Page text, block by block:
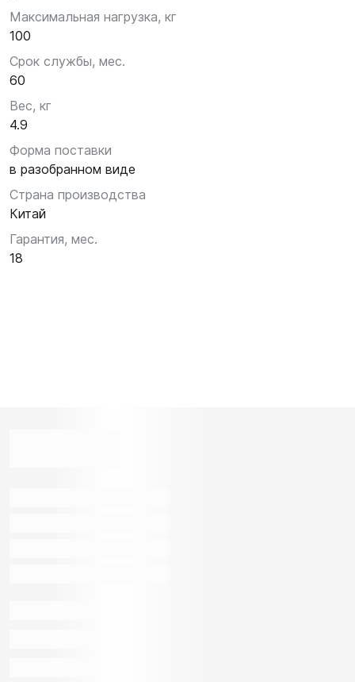
Максимальная нагрузка, кг
100
Срок службы, мес.
60
Вес, кг
4.9
Форма поставки
в разобранном виде
Страна производства
Китай
Гарантия, мес.
18